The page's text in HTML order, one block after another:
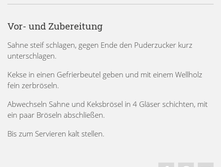
Vor- und Zubereitung
Sahne steif schlagen, gegen Ende den Puderzucker kurz
unterschlagen.
Kekse in einen Gefrierbeutel geben und mit einem Wellholz
fein zerbröseln.
Abwechseln Sahne und Keksbrösel in 4 Gläser schichten, mit
ein paar Bröseln abschließen.
Bis zum Servieren kalt stellen.